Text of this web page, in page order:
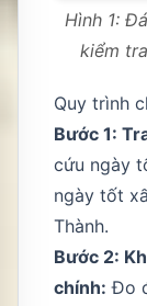
Hình 1:
kiểm
Quy trình
Bước 1:
cứu ngày
ngày tốt
Thành.
Bước 2:
chính: Đo